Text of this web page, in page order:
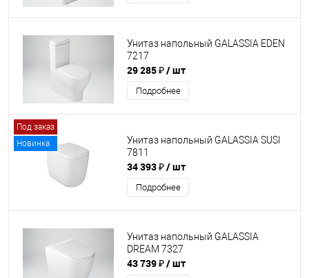
Унитаз напольный GALASSIA EDEN
7217
29 285 ₽/ шт
Подробнее
Под заказ
Новинка
Унитаз напольный GALASSIA SUSI
7811
34 393 ₽/ шт
Подробнее
Унитаз напольный GALASSIA
DREAM 7327
43 739 ₽/ шт